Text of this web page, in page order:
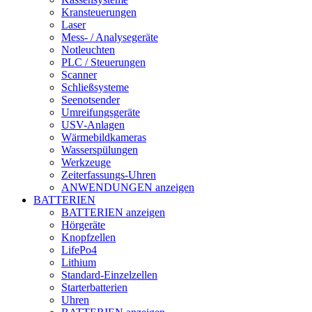
Kransteuerungen
Laser
Mess- / Analysegeräte
Notleuchten
PLC / Steuerungen
Scanner
Schließsysteme
Seenotsender
Umreifungsgeräte
USV-Anlagen
Wärmebildkameras
Wasserspülungen
Werkzeuge
Zeiterfassungs-Uhren
ANWENDUNGEN anzeigen
BATTERIEN
BATTERIEN anzeigen
Hörgeräte
Knopfzellen
LifePo4
Lithium
Standard-Einzelzellen
Starterbatterien
Uhren